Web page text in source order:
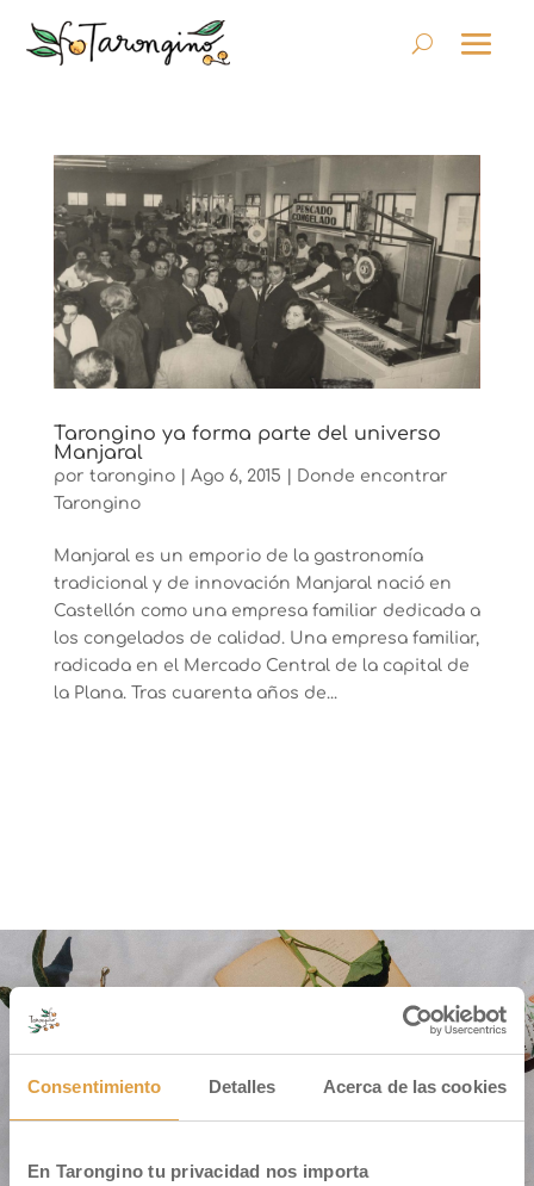
Consentimiento Detalles Acerca de las cookies
En Tarongino tu privacidad nos importa
Tarongino ya forma parte del universo
Manjaral
por tarongino| Ago 6, 2015 | Donde encontrar
Tarongino
Manjaral es un emporio de la gastronomía
tradicional y de innovación Manjaral nació en
Castellón como una empresa familiar dedicada a
los congelados de calidad. Una empresa familiar,
radicada en el Mercado Central de la capital de
la Plana. Tras cuarenta años de...